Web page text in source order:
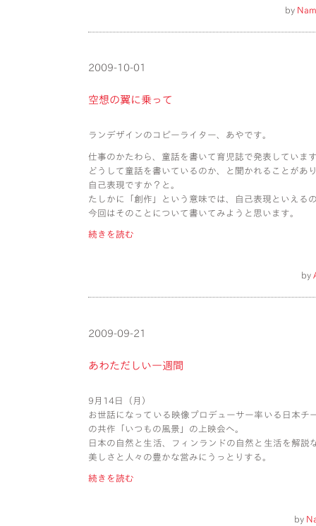
by
2009-10-01
空想の翼に乗って
ランデザインのコピーライター、あやです。
仕事のかたわら、童話を書いて育児誌で発表していま
どうして童話を書いているのか、と聞かれることがあ
自己表現ですか？と。
たしかに「創作」という意味では、自己表現といえる
今回はそのことについて書いてみようと思います。
続きを読む
by
2009-09-21
あわただしい一週間
9月14日（月）
お世話になっている映像プロデューサー率いる日本チ
の共作「いつもの風景」の上映会へ。
日本の自然と生活、フィンランドの自然と生活を解説
美しさと人々の豊かな営みにうっとりする。
続きを読む
by